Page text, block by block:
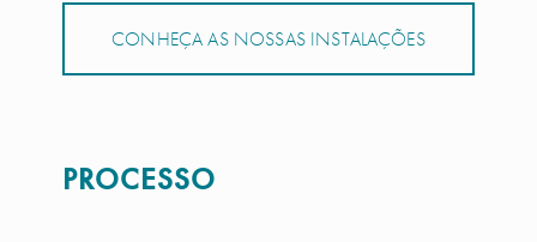
CONHEÇA AS NOSSAS INSTALAÇÕES
PROCESSO